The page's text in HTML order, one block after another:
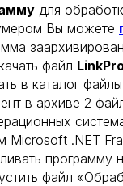
для
Вы можете
файл
в каталог
в архиве 2
Microsoft .NET
программу
файл